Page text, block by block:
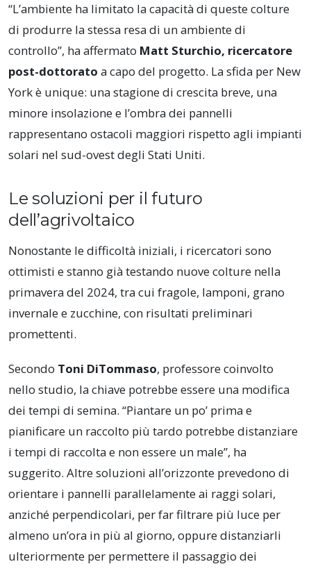
“L’ambiente ha limitato la capacità di queste colture
di produrre la stessa resa di un ambiente di
controllo”, ha affermato Matt Sturchio, ricercatore
post-dottorato a capo del progetto. La sfida per New
York è unique: una stagione di crescita breve, una
minore insolazione e l’ombra dei pannelli
rappresentano ostacoli maggiori rispetto agli impianti
solari nel sud-ovest degli Stati Uniti.
Le soluzioni per il futuro
dell’agrivoltaico
Nonostante le difficoltà iniziali, i ricercatori sono
ottimisti e stanno già testando nuove colture nella
primavera del 2024, tra cui fragole, lamponi, grano
invernale e zucchine, con risultati preliminari
promettenti.
Secondo Toni DiTommaso, professore coinvolto
nello studio, la chiave potrebbe essere una modifica
dei tempi di semina. “Piantare un po’ prima e
pianificare un raccolto più tardo potrebbe distanziare
i tempi di raccolta e non essere un male”, ha
suggerito. Altre soluzioni all’orizzonte prevedono di
orientare i pannelli parallelamente ai raggi solari,
anziché perpendicolari, per far filtrare più luce per
almeno un’ora in più al giorno, oppure distanziarli
ulteriormente per permettere il passaggio dei